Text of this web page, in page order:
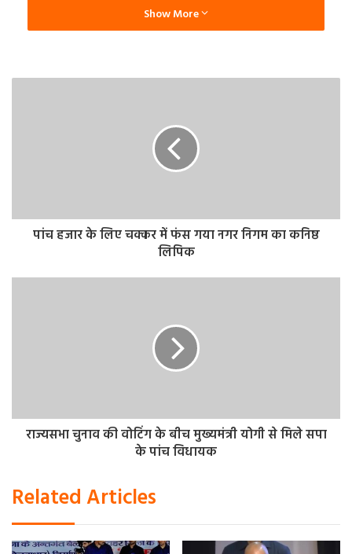
बता दें कि हवा की रफ्तार कम रही। बादलों ने भी डेरा डाल दिया।
दोनों में बढ़ोतरी दर्ज की गई है। अधिकतम तापमान सोमवार को 27.0
डिग्री सेल्सियस और न्यूनतम तापमान 13.8 डिग्री सेल्सियस रिकाॅर्ड
किया गया। बीएचयू के मौसम वैज्ञानिक प्रो. मनोज श्रीवास्तव ने बताया
Show More
पांच हजार के लिए चक्कर में फंस गया नगर निगम का कनिष्ठ
लिपिक
राज्यसभा चुनाव की वोटिंग के बीच मुख्यमंत्री योगी से मिले सपा
के पांच विधायक
Related Articles